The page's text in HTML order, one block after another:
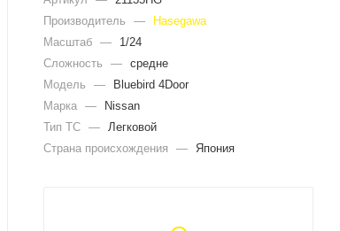
Производитель
—
Hasegawa
Масштаб —
1/24
Сложность
— средне
Модель
—
Bluebird 4Door
Марка —
Nissan
Тип ТС —
Легковой
Страна происхождения
— Япония